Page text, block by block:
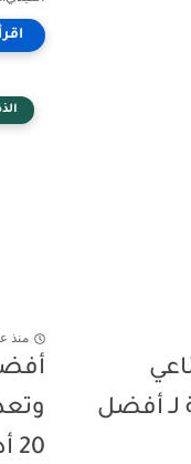
2026|(قائمة لـ أفضل
منذ
20 أداة 2026